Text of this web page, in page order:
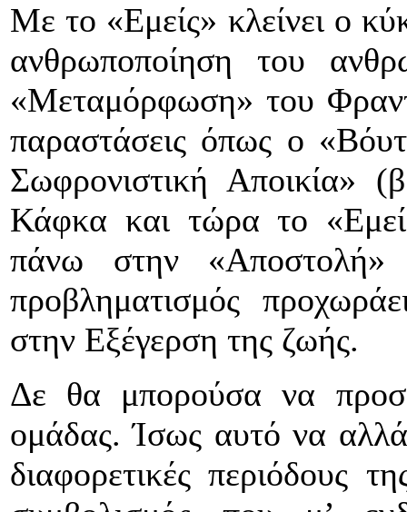
Με το «Εμείς» κλείνει ο
ανθρωποποίηση του
«Μεταμόρφωση» του
παραστάσεις όπως ο
Σωφρονιστική Αποικία»
Κάφκα και τώρα το
πάνω στην
προβληματισμός
στην Εξέγερση της ζωής.
Δε θα μπορούσα να
ομάδας. Ίσως αυτό να
διαφορετικές περιόδους